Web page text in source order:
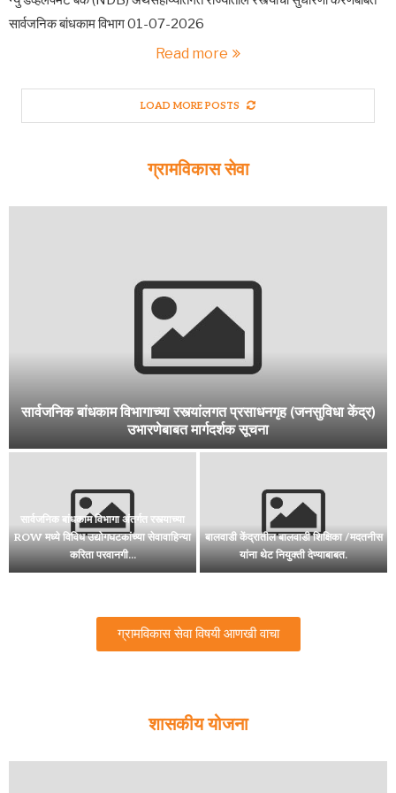
सार्वजनिक बांधकाम विभाग 01-07-2026
Read more
LOAD MORE POSTS
ग्रामविकास सेवा
मान्यता प्राप्त मुक्त विद्यापीठाची पदवी परीक्षा उत्तीर्ण अंगणवाडी कार्यकर्तीना
लाभ
अंगणवाडी पर्यवेक्षकांची पदे
अंगणवाडी सेविका.मदतनीस आणि मिनी
अंगणवाडी सेविका यांच्या नियुक्तीच्या अटी व
शर्ती
ग्रामविकास सेवा विषयी आणखी वाचा
शासकीय योजना